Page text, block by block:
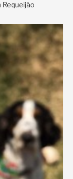
Requeijão